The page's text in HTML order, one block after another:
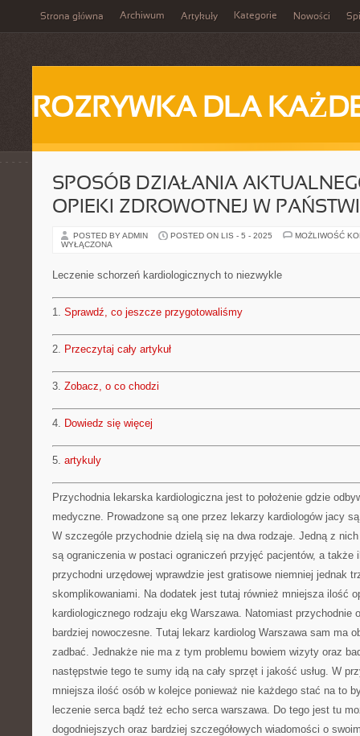
Strona główna Archiwum Artykuły Kategorie Nowości
ROZRYWKA DLA
SPOSÓB DZIAŁANIA
OPIEKI ZDROWOTNEJ W
POSTED BY ADMIN POSTED ON LIS - 5 - 2025
MOŻLIWOŚĆ
WYŁĄCZONA
Leczenie schorzeń kardiologicznych to niezwykle
1. Sprawdź, co jeszcze przygotowaliśmy
2. Przeczytaj cały artykuł
3. Zobacz, o co chodzi
4. Dowiedz się więcej
5. artykuly
Przychodnia lekarska kardiologiczna jest to położenie gdzie
medyczne. Prowadzone są one przez lekarzy kardiologów jacy
W szczególe przychodnie dzielą się na dwa rodzaje. Jedną z
są ograniczenia w postaci ograniczeń przyjęć pacjentów, a także
przychodni urzędowej wprawdzie jest gratisowe niemniej jednak
skomplikowaniami. Na dodatek jest tutaj również mniejsza ilość
kardiologicznego rodzaju ekg Warszawa. Natomiast przychodnie
bardziej nowoczesne. Tutaj lekarz kardiolog Warszawa sam ma
zadbać. Jednakże nie ma z tym problemu bowiem wizyty oraz
następstwie tego te sumy idą na cały sprzęt i jakość usług. W
mniejsza ilość osób w kolejce ponieważ nie każdego stać na to
leczenie serca bądź też echo serca warszawa. Do tego jest tu
dogodniejszych oraz bardziej szczegółowych wiadomości o